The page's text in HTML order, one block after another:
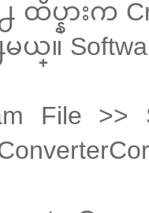
ပ္နားက
။
File >>